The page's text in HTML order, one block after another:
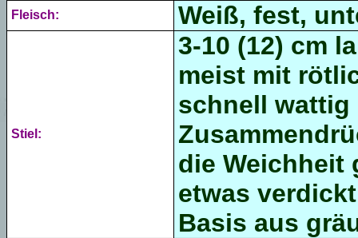
Fleisch: Weiß, fest,
Stiel:
3-10 (12) cm
meist mit
schnell wattig
die Weichheit
etwas
Basis aus